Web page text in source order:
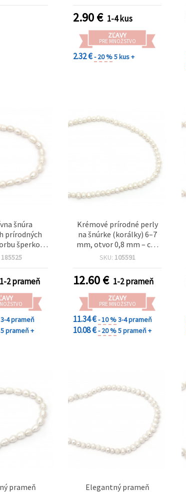
2.90€ 1-4 kus
ZĽAVY
PRE MNOŽSTVO
2.32 €- 20 %5 kus +
šnúra
prírodných
šperkov,
otvor 0,8
originálne a
šperky
185525
1-2 prameň
3-4 prameň
5 prameň +
Krémové prírodné perly
na šnúrke (korálky) 6–7
mm, otvor 0,8 mm – cca
56–58 ks, ideálne na
šperky DIY
SKU: 105591
12.60€ 1-2 prameň
ZĽAVY
PRE MNOŽSTVO
11.34 €- 10 %3-4 prameň
10.08 €- 20 %5 prameň +
prameň
Elegantný prameň